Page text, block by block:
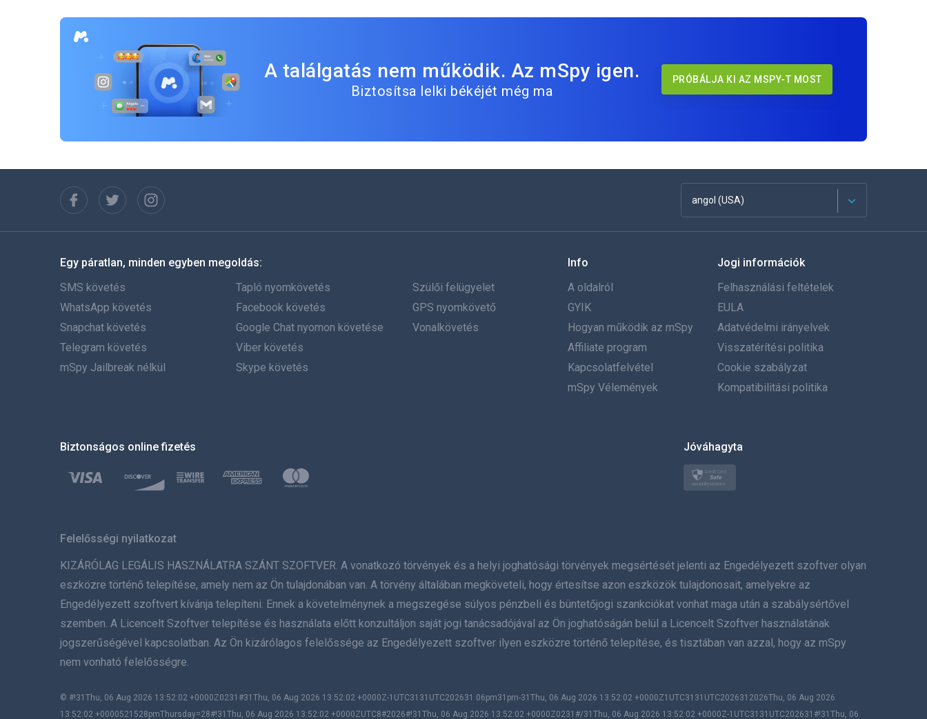
A találgatás nem működik. Az mSpy igen.
Biztosítsa lelki békéjét még ma
PRÓBÁLJA KI AZ MSPY-T MOST
angol (USA)
Français
Español
Português
Italiano
Türkçe
Norsk
Svenska
Dansk
Egy páratlan, minden egyben megoldás:
SMS követés
WhatsApp követés
Snapchat követés
Telegram követés
mSpy Jailbreak nélkül
Tapló nyomkövetés
Facebook követés
Google Chat nyomon követése
Viber követés
Skype követés
Szülői felügyelet
GPS nyomkövető
Vonalkövetés
Info
A oldalról
GYIK
Hogyan működik az mSpy
Affiliate program
Kapcsolatfelvétel
mSpy Vélemények
Jogi információk
Felhasználási feltételek
EULA
Adatvédelmi irányelvek
Visszatérítési politika
Cookie szabályzat
Kompatibilitási politika
Biztonságos online fizetés Jóváhagyta
Felelősségi nyilatkozat
KIZÁRÓLAG LEGÁLIS HASZNÁLATRA SZÁNT SZOFTVER. A vonatkozó törvények és a helyi joghatósági törvények megsértését jelenti az Engedélyezett szoftver olyan
eszközre történő telepítése, amely nem az Ön tulajdonában van. A törvény általában megköveteli, hogy értesítse azon eszközök tulajdonosait, amelyekre az
Engedélyezett szoftvert kívánja telepíteni. Ennek a követelménynek a megszegése súlyos pénzbeli és büntetőjogi szankciókat vonhat maga után a szabálysértővel
szemben. A Licencelt Szoftver telepítése és használata előtt konzultáljon saját jogi tanácsadójával az Ön joghatóságán belül a Licencelt Szoftver használatának
jogszerűségével kapcsolatban. Az Ön kizárólagos felelőssége az Engedélyezett szoftver ilyen eszközre történő telepítése, és tisztában van azzal, hogy az mSpy
nem vonható felelősségre.
© #!31Thu, 06 Aug 2026 13:52:02 +0000Z0231#31Thu, 06 Aug 2026 13:52:02 +0000Z-1UTC3131UTC202631 06pm31pm-31Thu, 06 Aug 2026 13:52:02 +0000Z1UTC3131UTC2026312026Thu, 06 Aug 2026
13:52:02 +0000521528pmThursday=28#!31Thu, 06 Aug 2026 13:52:02 +0000ZUTC8#2026#!31Thu, 06 Aug 2026 13:52:02 +0000Z0231#/31Thu, 06 Aug 2026 13:52:02 +0000Z-1UTC3131UTC202631#!31Thu, 06